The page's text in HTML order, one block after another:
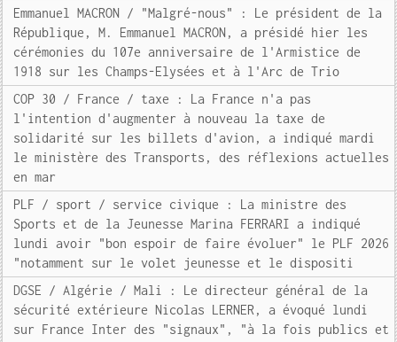
Emmanuel MACRON / "Malgré-nous" : Le président de la
République, M. Emmanuel MACRON, a présidé hier les
cérémonies du 107e anniversaire de l'Armistice de
1918 sur les Champs-Elysées et à l'Arc de Trio
COP 30 / France / taxe : La France n'a pas
l'intention d'augmenter à nouveau la taxe de
solidarité sur les billets d'avion, a indiqué mardi
le ministère des Transports, des réflexions actuelles
en mar
PLF / sport / service civique : La ministre des
Sports et de la Jeunesse Marina FERRARI a indiqué
lundi avoir "bon espoir de faire évoluer" le PLF 2026
"notamment sur le volet jeunesse et le dispositi
DGSE / Algérie / Mali : Le directeur général de la
sécurité extérieure Nicolas LERNER, a évoqué lundi
sur France Inter des "signaux", "à la fois publics et